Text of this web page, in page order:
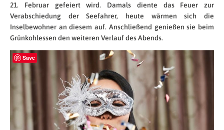
21. Februar gefeiert wird. Damals diente das Feuer zur
Verabschiedung der Seefahrer, heute wärmen sich die
Inselbewohner an diesem auf. Anschließend genießen sie beim
Grünkohlessen den weiteren Verlauf des Abends.
Save